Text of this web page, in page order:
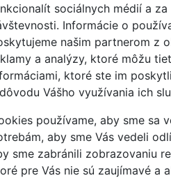
sociálnych médií a
Informácie o
našim partnerom z
a analýzy, ktoré môžu
ktoré ste im
Vášho využívania ich
používame, aby sme sa
aby sme Vás vedeli
sme zabránili zobrazovaniu
pre Vás nie sú zaujímavé a